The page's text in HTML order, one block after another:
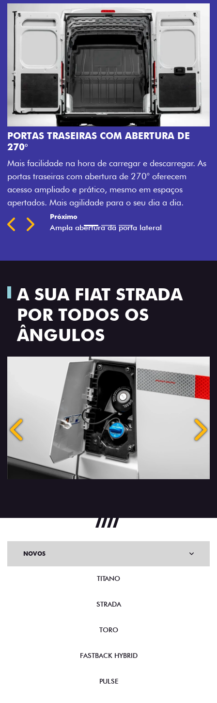
COM ABERTURA DE
hora de carregar e descarregar. As
com abertura de 270° oferecem
e prático, mesmo em espaços
agilidade para o seu dia a dia.
AMPLA
Mais versatilidade
abertura da porta
trabalho mais
A SUA FIAT STRADA
POR TODOS OS
ÂNGULOS
Anterior
NOVOS
TITANO
STRADA
TORO
FASTBACK HYBRID
PULSE